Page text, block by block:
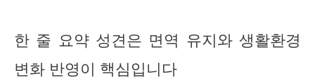
한 줄 요약 성견은 면역 유지와 생활환경
변화 반영이 핵심입니다